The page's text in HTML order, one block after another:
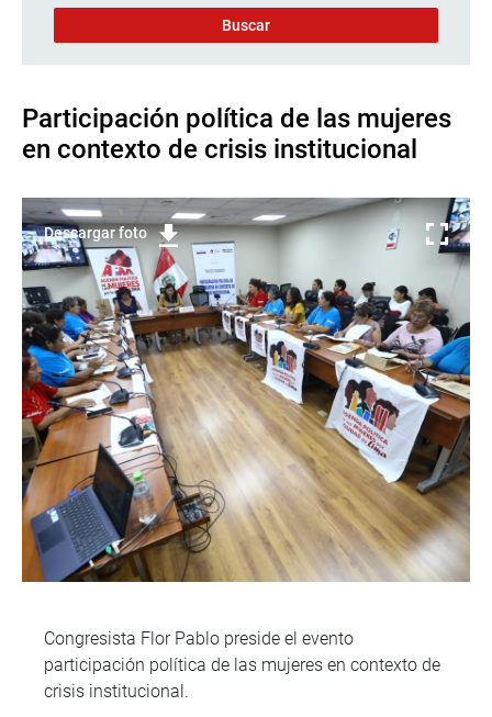
Participación política de las mujeres
en contexto de crisis institucional
Descargar foto
Congresista Flor Pablo preside el evento
participación política de las mujeres en contexto de
crisis institucional.